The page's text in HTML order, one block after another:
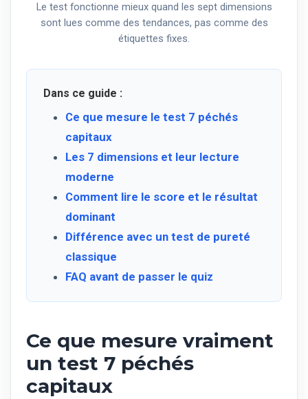
Le test fonctionne mieux quand les sept dimensions
sont lues comme des tendances, pas comme des
étiquettes fixes.
Dans ce guide :
Ce que mesure le test 7 péchés
capitaux
Les 7 dimensions et leur lecture
moderne
Comment lire le score et le résultat
dominant
Différence avec un test de pureté
classique
FAQ avant de passer le quiz
Ce que mesure vraiment
un test 7 péchés
capitaux